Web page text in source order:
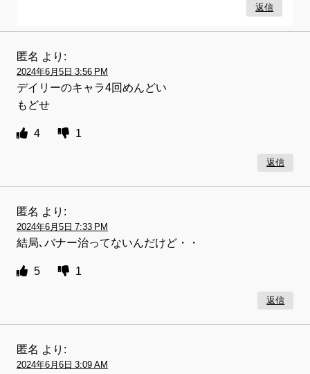
返信
匿名 より:
2024年6月5日 3:56 PM
デイリーのキャラ4回めんどい
もどせ
4 1
返信
匿名 より:
2024年6月5日 7:33 PM
結局､バナー治ってないんだけど・・
5 1
返信
匿名 より:
2024年6月6日 3:09 AM